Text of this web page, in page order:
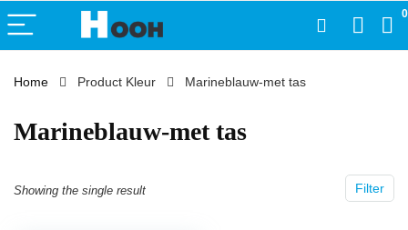
0
Home Product Kleur ‎Marineblauw-met tas
‎Marineblauw-met tas
Filter
Showing the single result